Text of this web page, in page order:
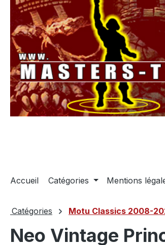
Passer à la navigation
Accueil Catégories Mentions
Catégories Motu Classics 2008-
Neo Vintage